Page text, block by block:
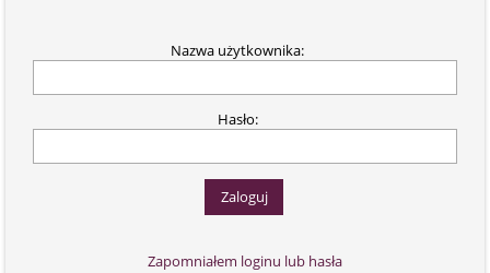
Nazwa użytkownika:
Hasło:
Zapomniałem loginu lub hasła